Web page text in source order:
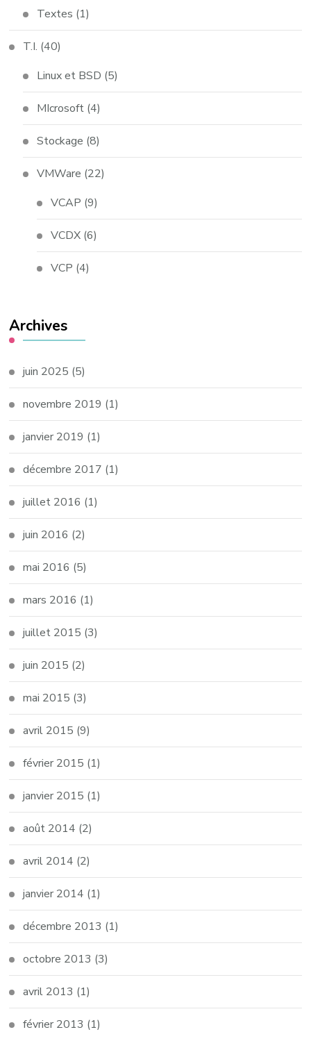
Textes (1)
T.I. (40)
Linux et BSD (5)
MIcrosoft (4)
Stockage (8)
VMWare (22)
VCAP (9)
VCDX (6)
VCP (4)
Archives
juin 2025 (5)
novembre 2019 (1)
janvier 2019 (1)
décembre 2017 (1)
juillet 2016 (1)
juin 2016 (2)
mai 2016 (5)
mars 2016 (1)
juillet 2015 (3)
juin 2015 (2)
mai 2015 (3)
avril 2015 (9)
février 2015 (1)
janvier 2015 (1)
août 2014 (2)
avril 2014 (2)
janvier 2014 (1)
décembre 2013 (1)
octobre 2013 (3)
avril 2013 (1)
février 2013 (1)